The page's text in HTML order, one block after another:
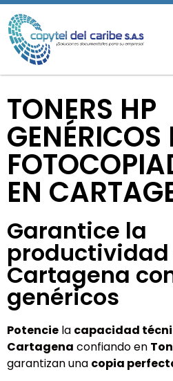
TONERS HP
GENÉRICOS
EN
Garantice la
productividad
Cartagena
genéricos
Potencie la capacidad
Cartagena confiando en
garantizan una copia